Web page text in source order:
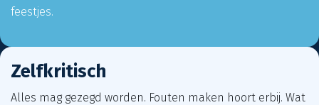
Zelfkritisch
Alles mag gezegd worden. Fouten maken hoort erbij. Wat
feestjes.